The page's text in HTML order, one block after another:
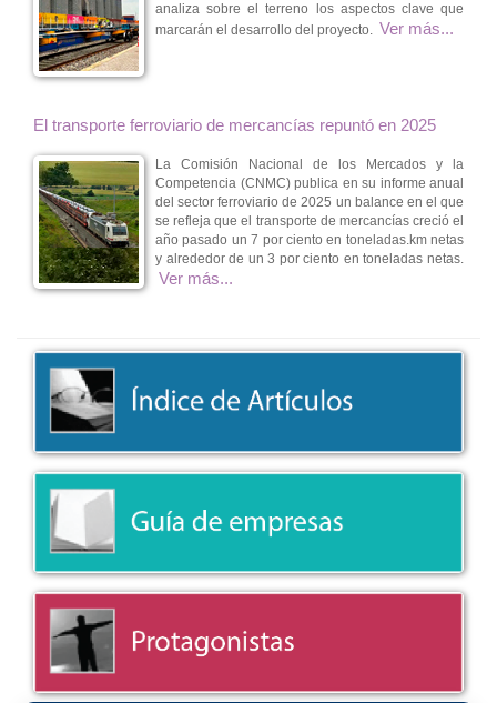
analiza sobre el terreno los aspectos clave que
marcarán el desarrollo del proyecto. Ver más...
El transporte ferroviario de mercancías repuntó en 2025
La Comisión Nacional de los Mercados y la
Competencia (CNMC) publica en su informe anual
del sector ferroviario de 2025 un balance en el que
se refleja que el transporte de mercancías creció el
año pasado un 7 por ciento en toneladas.km netas
y alrededor de un 3 por ciento en toneladas netas.
Ver más...